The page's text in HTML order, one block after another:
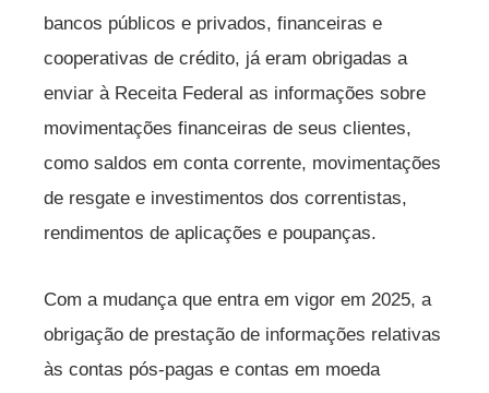
bancos públicos e privados, financeiras e
cooperativas de crédito, já eram obrigadas a
enviar à Receita Federal as informações sobre
movimentações financeiras de seus clientes,
como saldos em conta corrente, movimentações
de resgate e investimentos dos correntistas,
rendimentos de aplicações e poupanças.
Com a mudança que entra em vigor em 2025, a
obrigação de prestação de informações relativas
às contas pós-pagas e contas em moeda